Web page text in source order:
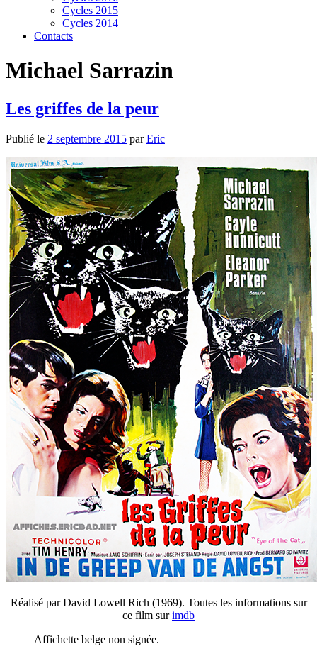
Cycles 2015
Cycles 2014
Contacts
Michael Sarrazin
Les griffes de la peur
Publié le 2 septembre 2015 parEric
Réalisé par David Lowell Rich (1969). Toutes les informations sur
ce film surimdb
Affichette belge non signée.